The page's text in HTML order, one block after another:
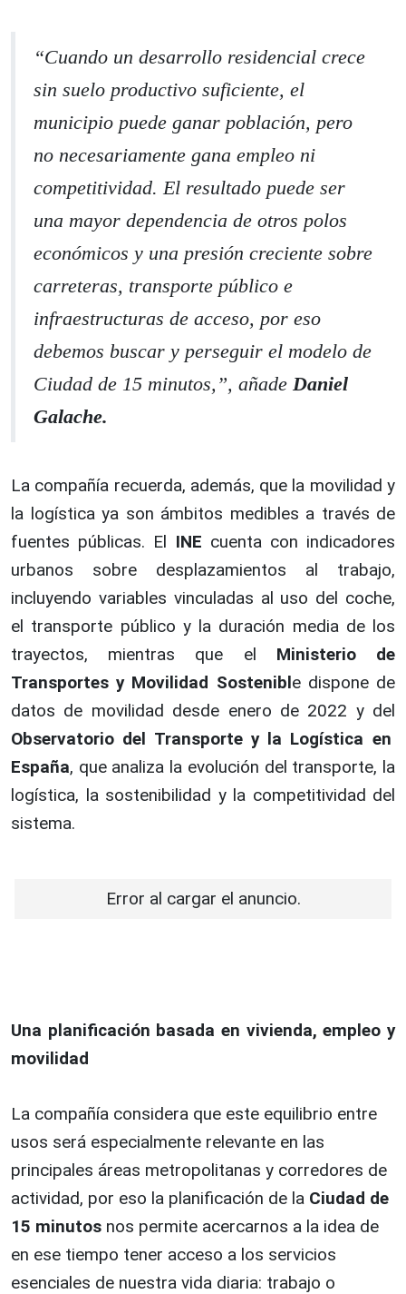
“Cuando un desarrollo residencial crece
sin suelo productivo suficiente, el
municipio puede ganar población, pero
no necesariamente gana empleo ni
competitividad. El resultado puede ser
una mayor dependencia de otros polos
económicos y una presión creciente sobre
carreteras, transporte público e
infraestructuras de acceso, por eso
debemos buscar y perseguir el modelo de
Ciudad de 15 minutos, ”, añade Daniel
Galache.
La compañía recuerda, además, que la movilidad y
la logística ya son ámbitos medibles a través de
fuentes públicas. El INE cuenta con indicadores
urbanos sobre desplazamientos al trabajo,
incluyendo variables vinculadas al uso del coche,
el transporte público y la duración media de los
trayectos, mientras que el Ministerio de
Transportes y Movilidad Sostenible dispone de
datos de movilidad desde enero de 2022 y del
Observatorio del Transporte y la Logística en
España, que analiza la evolución del transporte, la
logística, la sostenibilidad y la competitividad del
sistema.
Error al cargar el anuncio.
Una planificación basada en vivienda, empleo y
movilidad
La compañía considera que este equilibrio entre
usos será especialmente relevante en las
principales áreas metropolitanas y corredores de
actividad, por eso la planificación de la Ciudad de
15 minutos nos permite acercarnos a la idea de
en ese tiempo tener acceso a los servicios
esenciales de nuestra vida diaria: trabajo o